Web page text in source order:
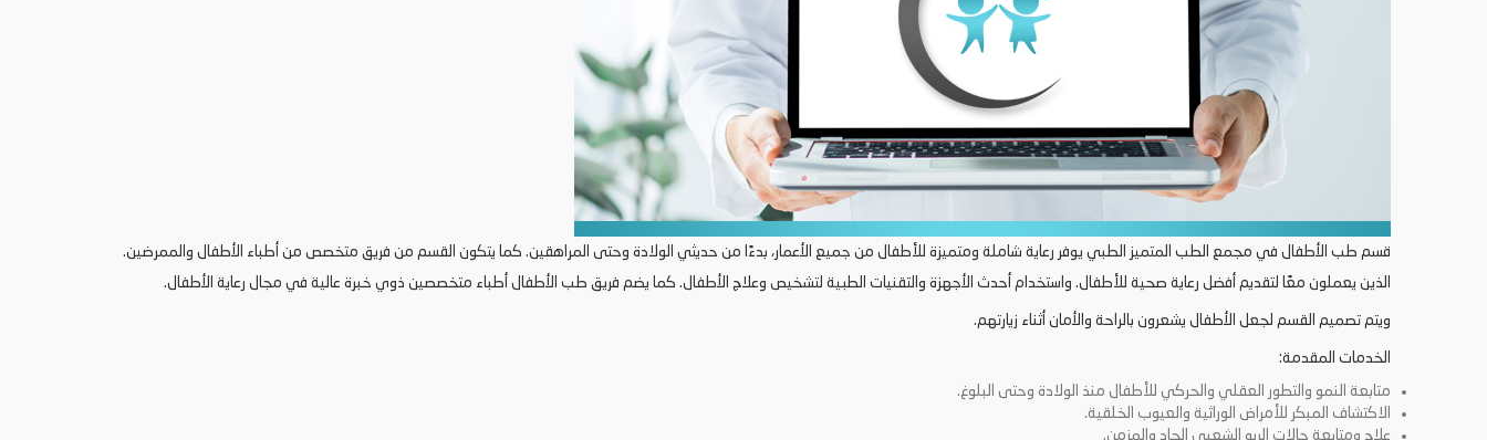
قسم طب الأطفال في مجمع الطب المتميز الطبي يوفر رعاية شاملة ومتميزة للأطفال من جميع الأعمار، بدءًا من حديثي الولادة وحتى المراهقين. كما يتكون القسم من فريق متخصص من أطباء الأطفال والممرضين.
الذين يعملون معًا لتقديم أفضل رعاية صحية للأطفال. واستخدام أحدث الأجهزة والتقنيات الطبية لتشخيص وعلاج الأطفال. كما يضم فريق طب الأطفال أطباء متخصصين ذوي خبرة عالية في مجال رعاية الأطفال.
ويتم تصميم القسم لجعل الأطفال يشعرون بالراحة والأمان أثناء زيارتهم.
الخدمات المقدمة:
متابعة النمو والتطور العقلي والحركي للأطفال منذ الولادة وحتى البلوغ.
الاكتشاف المبكر للأمراض الوراثية والعيوب الخلقية.
علاج ومتابعة حالات الربو الشعبي الحاد والمزمن.